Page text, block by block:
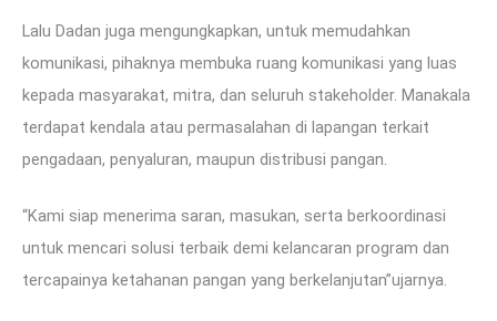
Lalu Dadan juga mengungkapkan, untuk memudahkan
komunikasi, pihaknya membuka ruang komunikasi yang luas
kepada masyarakat, mitra, dan seluruh stakeholder. Manakala
terdapat kendala atau permasalahan di lapangan terkait
pengadaan, penyaluran, maupun distribusi pangan.
“Kami siap menerima saran, masukan, serta berkoordinasi
untuk mencari solusi terbaik demi kelancaran program dan
tercapainya ketahanan pangan yang berkelanjutan”ujarnya.